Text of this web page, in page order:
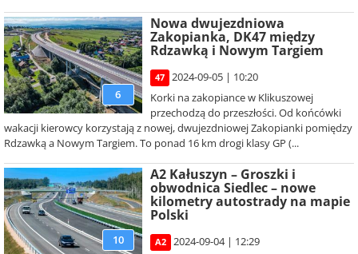
6
Nowa dwujezdniowa
Zakopianka, DK47 między
Rdzawką i Nowym Targiem
47
2024-09-05 | 10:20
Korki na zakopiance w Klikuszowej
przechodzą do przeszłości. Od końcówki
wakacji kierowcy korzystają z nowej, dwujezdniowej Zakopianki pomiędzy
Rdzawką a Nowym Targiem. To ponad 16 km drogi klasy GP (...
10
A2 Kałuszyn – Groszki i
obwodnica Siedlec – nowe
kilometry autostrady na mapie
Polski
A2
2024-09-04 | 12:29